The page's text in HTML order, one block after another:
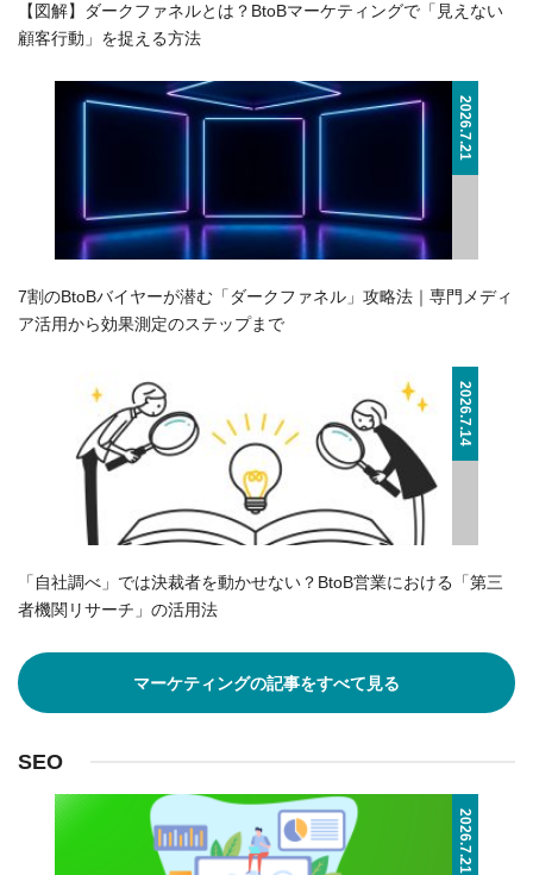
【図解】ダークファネルとは？BtoBマーケティングで「見えない
顧客行動」を捉える方法
2026.7.21
7割のBtoBバイヤーが潜む「ダークファネル」攻略法｜専門メディ
ア活用から効果測定のステップまで
2026.7.14
「自社調べ」では決裁者を動かせない？BtoB営業における「第三
者機関リサーチ」の活用法
マーケティングの記事をすべて見る
SEO
2026.7.21